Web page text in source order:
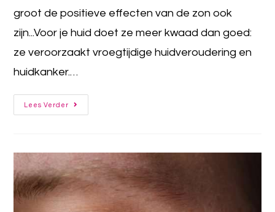
groot de positieve effecten van de zon ook
zijn...Voor je huid doet ze meer kwaad dan goed:
ze veroorzaakt vroegtijdige huidveroudering en
huidkanker.…
Lees Verder